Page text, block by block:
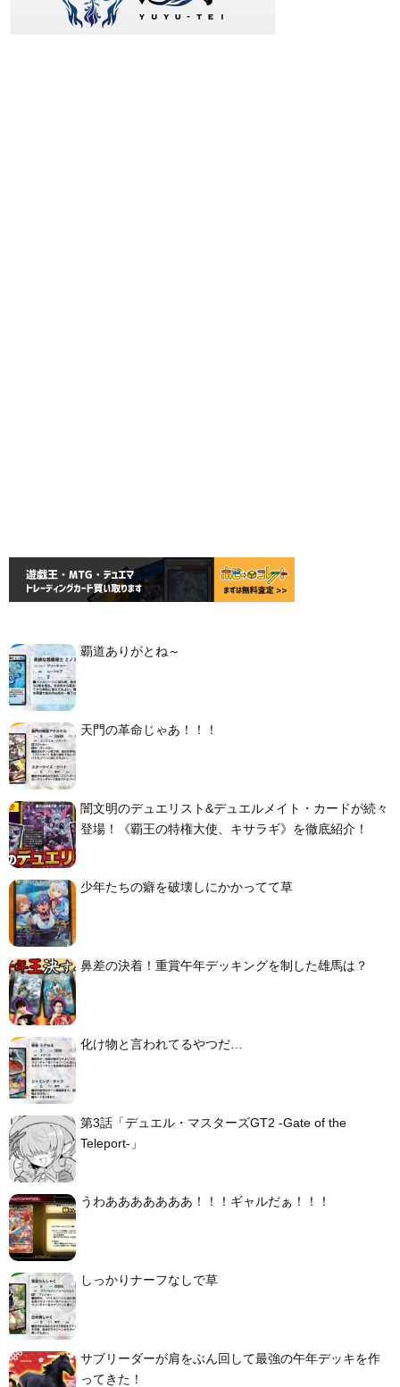
覇道ありがとね～
天門の革命じゃあ！！！
闇文明のデュエリスト&デュエルメイト・カードが続々
登場！《覇王の特権大使、キサラギ》を徹底紹介！
少年たちの癖を破壊しにかかってて草
鼻差の決着！重賞午年デッキングを制した雄馬は？
化け物と言われてるやつだ…
第3話「デュエル・マスターズGT2 -Gate of the
Teleport-」
うわあああああああ！！！ギャルだぁ！！！
しっかりナーフなしで草
サブリーダーが肩をぶん回して最強の午年デッキを作
ってきた！